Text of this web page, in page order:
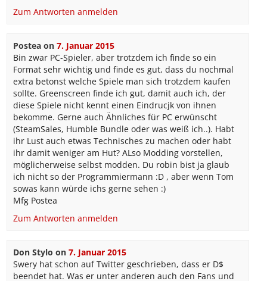
Zum Antworten anmelden
Posteaon 7. Januar 2015
Bin zwar PC-Spieler, aber trotzdem ich finde so ein
Format sehr wichtig und finde es gut, dass du nochmal
extra betonst welche Spiele man sich trotzdem kaufen
sollte. Greenscreen finde ich gut, damit auch ich, der
diese Spiele nicht kennt einen Eindrucjk von ihnen
bekomme. Gerne auch Ähnliches für PC erwünscht
(SteamSales, Humble Bundle oder was weiß ich..). Habt
ihr Lust auch etwas Technisches zu machen oder habt
ihr damit weniger am Hut? ALso Modding vorstellen,
möglicherweise selbst modden. Du robin bist ja glaub
ich nicht so der Programmiermann :D , aber wenn Tom
sowas kann würde ichs gerne sehen :)
Mfg Postea
Zum Antworten anmelden
Don Stylo on 7. Januar 2015
Swery hat schon auf Twitter geschrieben, dass er D$
beendet hat. Was er unter anderen auch den Fans und